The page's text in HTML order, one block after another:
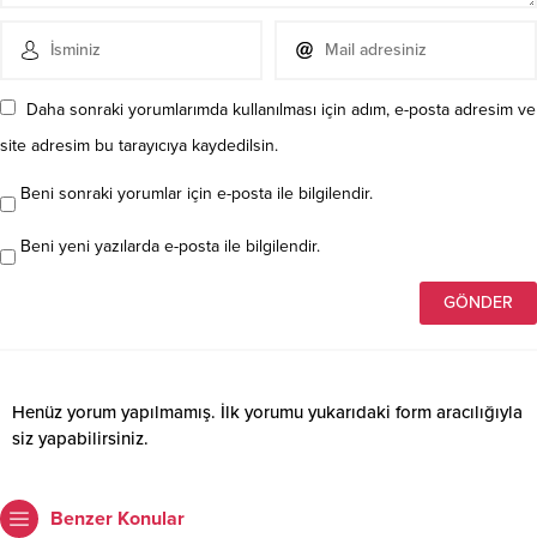
Daha sonraki yorumlarımda kullanılması için adım, e-posta adresim ve
site adresim bu tarayıcıya kaydedilsin.
Beni sonraki yorumlar için e-posta ile bilgilendir.
Beni yeni yazılarda e-posta ile bilgilendir.
Henüz yorum yapılmamış. İlk yorumu yukarıdaki form aracılığıyla
siz yapabilirsiniz.
Benzer Konular